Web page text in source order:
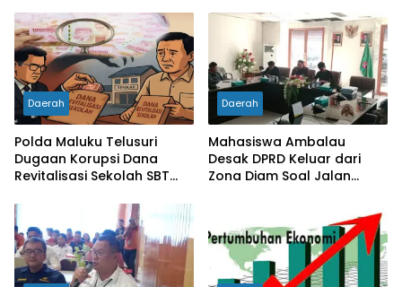
Daerah
Polda Maluku Telusuri
Dugaan Korupsi Dana
Revitalisasi Sekolah SBT
Diperiksa
Daerah
Mahasiswa Ambalau
Desak DPRD Keluar dari
Zona Diam Soal Jalan